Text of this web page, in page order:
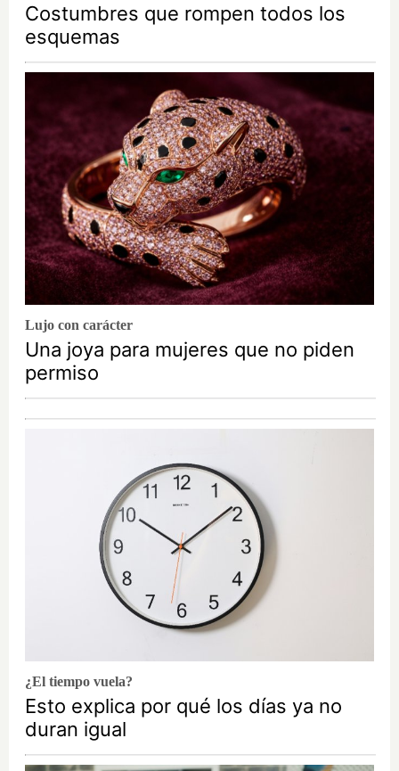
Costumbres que rompen todos los
esquemas
Lujo con carácter
Una joya para mujeres que no piden
permiso
¿El tiempo vuela?
Esto explica por qué los días ya no
duran igual